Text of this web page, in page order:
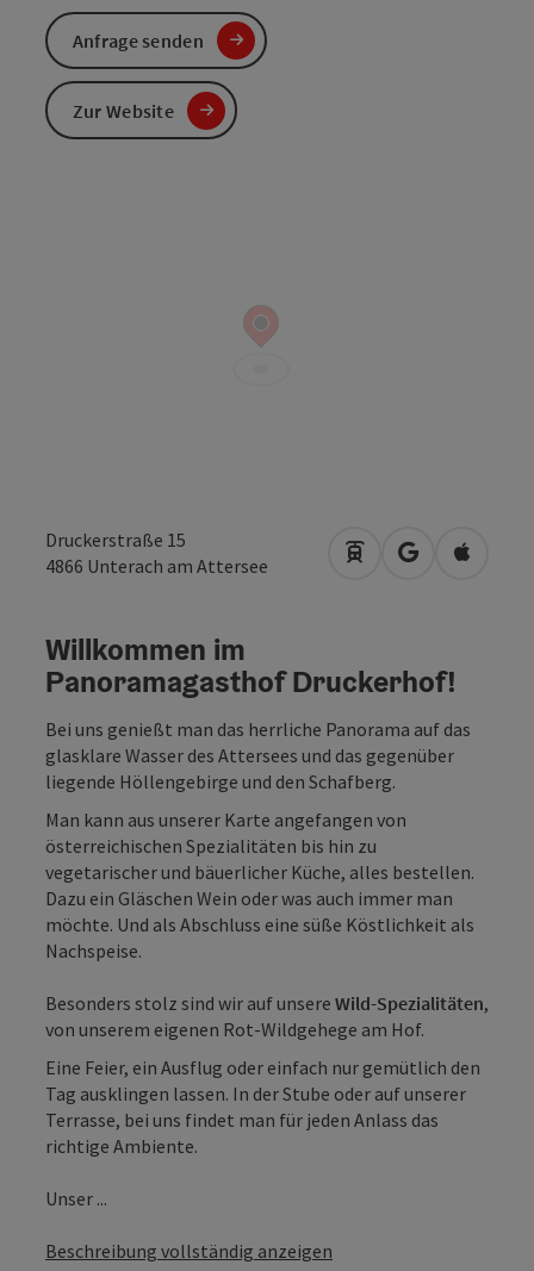
Druckerstraße 15
4866 Unterach am Attersee Anreise mit
in Google
in
Willkommen im
Panoramagasthof Druckerhof!
Bei uns genießt man das herrliche Panorama auf das
glasklare Wasser des Attersees und das gegenüber
liegende Höllengebirge und den Schafberg.
Man kann aus unserer Karte angefangen von
österreichischen Spezialitäten bis hin zu
vegetarischer und bäuerlicher Küche, alles bestellen.
Dazu ein Gläschen Wein oder was auch immer man
möchte. Und als Abschluss eine süße Köstlichkeit als
Nachspeise.
Besonders stolz sind wir auf unsere Wild-Spezialitäten,
von unserem eigenen Rot-Wildgehege am Hof.
Eine Feier, ein Ausflug oder einfach nur gemütlich den
Tag ausklingen lassen. In der Stube oder auf unserer
Terrasse, bei uns findet man für jeden Anlass das
richtige Ambiente.
Unser ...
Beschreibung vollständig anzeigen
Anfrage senden
Zur Website